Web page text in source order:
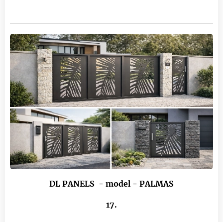
DL PANELS - model - PALMAS
17.